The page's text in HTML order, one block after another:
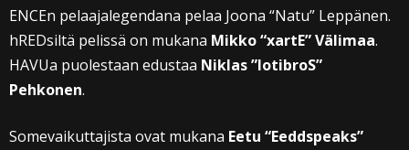
ENCEn pelaajalegendana pelaa Joona “Natu” Leppänen.
hREDsiltä pelissä on mukana Mikko “xartE” Välimaa.
HAVUa puolestaan edustaa Niklas ”lotibroS”
Pehkonen.
Somevaikuttajista ovat mukana Eetu “Eeddspeaks”